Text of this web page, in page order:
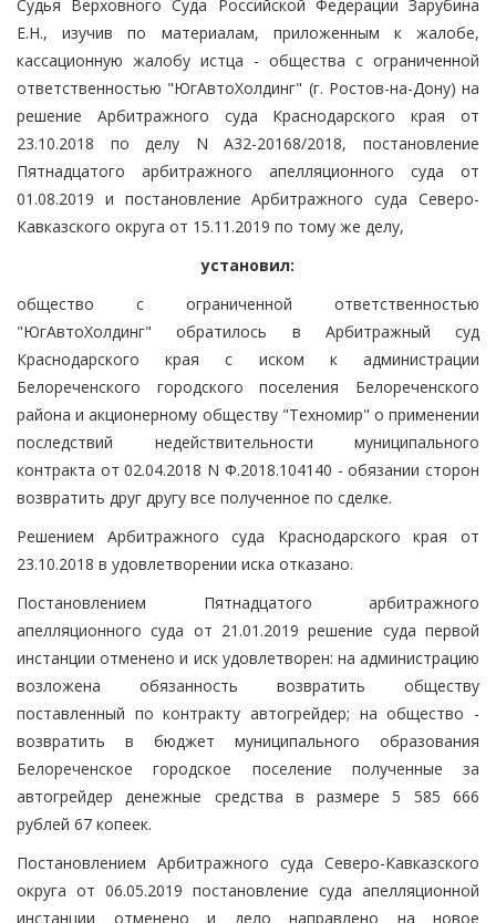
Судья Верховного Суда Российской Федерации Зарубина
Е.Н., изучив по материалам, приложенным к жалобе,
кассационную жалобу истца - общества с ограниченной
ответственностью "ЮгАвтоХолдинг" (г. Ростов-на-Дону) на
решение Арбитражного суда Краснодарского края от
23.10.2018 по делу N А32-20168/2018, постановление
Пятнадцатого арбитражного апелляционного суда от
01.08.2019 и постановление Арбитражного суда Северо-
Кавказского округа от 15.11.2019 по тому же делу,
установил:
общество с ограниченной ответственностью
"ЮгАвтоХолдинг" обратилось в Арбитражный суд
Краснодарского края с иском к администрации
Белореченского городского поселения Белореченского
района и акционерному обществу "Техномир" о применении
последствий недействительности муниципального
контракта от 02.04.2018 N Ф.2018.104140 - обязании сторон
возвратить друг другу все полученное по сделке.
Решением Арбитражного суда Краснодарского края от
23.10.2018 в удовлетворении иска отказано.
Постановлением Пятнадцатого арбитражного
апелляционного суда от 21.01.2019 решение суда первой
инстанции отменено и иск удовлетворен: на администрацию
возложена обязанность возвратить обществу
поставленный по контракту автогрейдер; на общество -
возвратить в бюджет муниципального образования
Белореченское городское поселение полученные за
автогрейдер денежные средства в размере 5 585 666
рублей 67 копеек.
Постановлением Арбитражного суда Северо-Кавказского
округа от 06.05.2019 постановление суда апелляционной
инстанции отменено и дело направлено на новое